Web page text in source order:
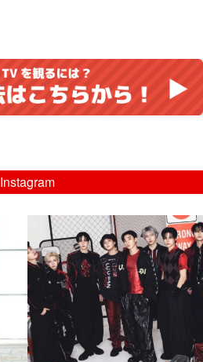
Instagram
musicjapantv
💡08/05(水)23:00特番放送！
...
8月 4
4 0